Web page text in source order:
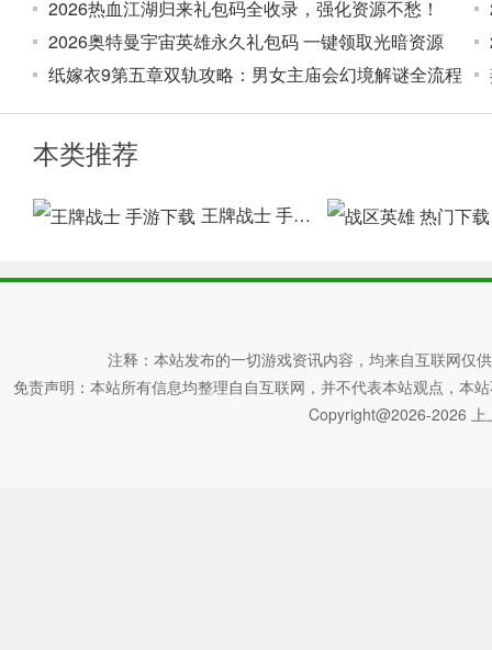
2026热血江湖归来礼包码全收录，强化资源不愁！
2026奥特曼宇宙英雄永久礼包码 一键领取光暗资源
纸嫁衣9第五章双轨攻略：男女主庙会幻境解谜全流程
本类推荐
王牌战士 手游下载
注释：本站发布的一切游戏资讯内容，均来自互联网仅
免责声明：本站所有信息均整理自自互联网，并不代表本站观点，本
Copyright@2026-2026